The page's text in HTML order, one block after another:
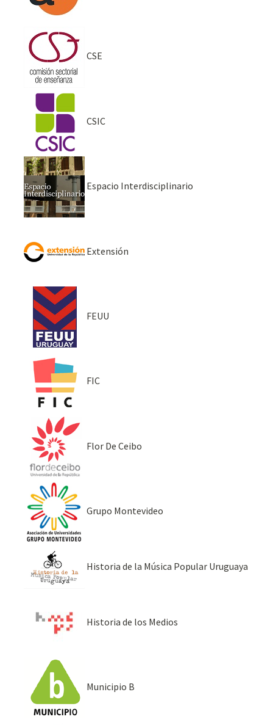
CSE
CSIC
Espacio Interdisciplinario
Extensión
FEUU
FIC
Flor De Ceibo
Grupo Montevideo
Historia de la Música Popular Uruguaya
Historia de los Medios
Municipio B